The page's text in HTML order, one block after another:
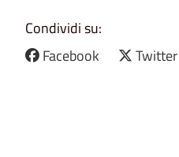
Condividi su:
Facebook
Twitter